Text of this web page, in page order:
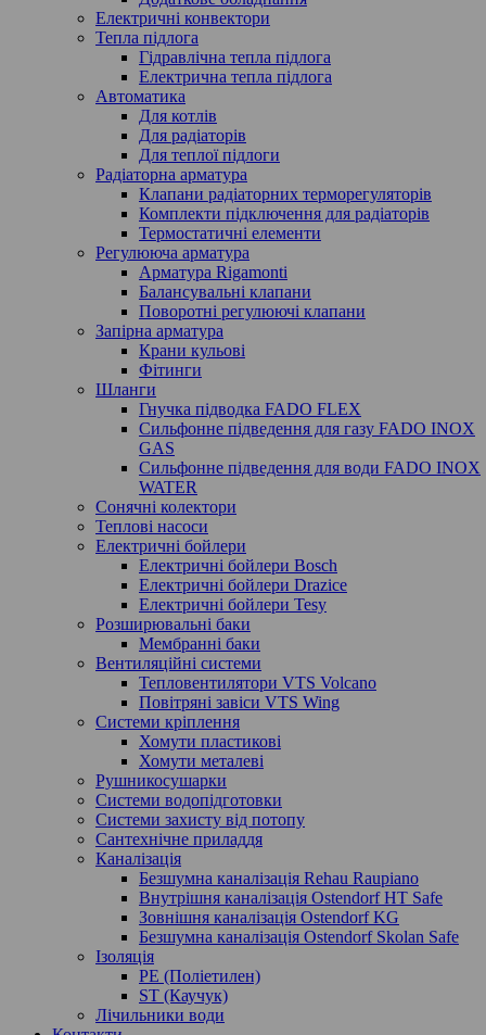
Електричні конвектори
Тепла підлога
Гідравлічна тепла підлога
Електрична тепла підлога
Автоматика
Для котлів
Для радіаторів
Для теплої підлоги
Радіаторна арматура
Клапани радіаторних терморегуляторів
Комплекти підключення для радіаторів
Термостатичні елементи
Регулююча арматура
Арматура Rigamonti
Балансувальні клапани
Поворотні регулюючі клапани
Запірна арматура
Крани кульові
Фітинги
Шланги
Гнучка підводка FADO FLEX
Сильфонне підведення для газу FADO INOX
GAS
Сильфонне підведення для води FADO INOX
WATER
Сонячні колектори
Теплові насоси
Електричні бойлери
Електричні бойлери Bosch
Електричні бойлери Drazice
Електричні бойлери Tesy
Розширювальні баки
Мембранні баки
Вентиляційні системи
Тепловентилятори VTS Volcano
Повітряні завіси VTS Wing
Системи кріплення
Хомути пластикові
Хомути металеві
Рушникосушарки
Системи водопідготовки
Системи захисту від потопу
Сантехнічне приладдя
Каналізація
Безшумна каналізація Rehau Raupiano
Внутрішня каналізація Ostendorf HT Safe
Зовнішня каналізація Ostendorf KG
Безшумна каналізація Ostendorf Skolan Safe
Ізоляція
PE (Поліетилен)
ST (Каучук)
Лічильники води